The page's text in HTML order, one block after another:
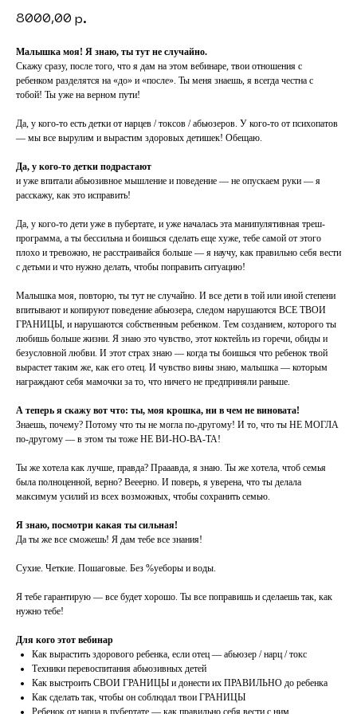
8000,00 р.
Малышка моя! Я знаю, ты тут не случайно.
Скажу сразу, после того, что я дам на этом вебинаре, твои отношения с
ребенком разделятся на «до» и «после». Ты меня знаешь, я вcегда честна с
тобой! Ты уже на верном пути!
Да, у кого-то есть детки от нарцев / токсов / абьюзеров. У кого-то от психопатов
— мы все вырулим и вырастим здоровых детишек! Обещаю.
Да, у кого-то детки подрастают
и уже впитали абьюзивное мышление и поведение — не опускаем руки — я
расскажу, как это исправить!
Да, у кого-то дети уже в пубертате, и уже началась эта манипулятивная треш-
программа, а ты бессильна и боишься сделать еще хуже, тебе самой от этого
плохо и тревожно, не расстраивайся больше — я научу, как правильно себя вести
с детьми и что нужно делать, чтобы поправить ситуацию!
Малышка моя, повторю, ты тут не случайно. И все дети в той или иной степени
впитывают и копируют поведение абьюзера, следом нарушаются ВСЕ ТВОИ
ГРАНИЦЫ, и нарушаются собственным ребенком. Тем созданием, которого ты
любишь больше жизни. Я знаю это чувство, этот коктейль из горечи, обиды и
безусловной любви. И этот страх знаю — когда ты боишься что ребенок твой
вырастет таким же, как его отец. И чувство вины знаю, малышка — которым
награждают себя мамочки за то, что ничего не предприняли раньше.
А теперь я скажу вот что: ты, моя крошка, ни в чем не виновата!
Знаешь, почему? Потому что ты не могла по-другому! И то, что ты НЕ МОГЛА
по-другому — в этом ты тоже НЕ ВИ-НО-ВА-ТА!
Ты же хотела как лучше, правда? Прааавда, я знаю. Ты же хотела, чтоб семья
была полноценной, верно? Вееерно. И поверь, я уверена, что ты делала
максимум усилий из всех возможных, чтобы сохранить семью.
Я знаю, посмотри какая ты сильная!
Да ты же все сможешь! Я дам тебе все знания!
Сухие. Четкие. Пошаговые. Без %уеборы и воды.
Я тебе гарантирую — все будет хорошо. Ты все поправишь и сделаешь так, как
нужно тебе!
Для кого этот вебинар
Как вырастить здорового ребенка, если отец — абьюзер / нарц / токс
Техники перевоспитания абьюзивных детей
Как выстроить СВОИ ГРАНИЦЫ и донести их ПРАВИЛЬНО до ребенка
Как сделать так, чтобы он соблюдал твои ГРАНИЦЫ
Ребенок от нарца в пубертате — как правильно себя вести с ним